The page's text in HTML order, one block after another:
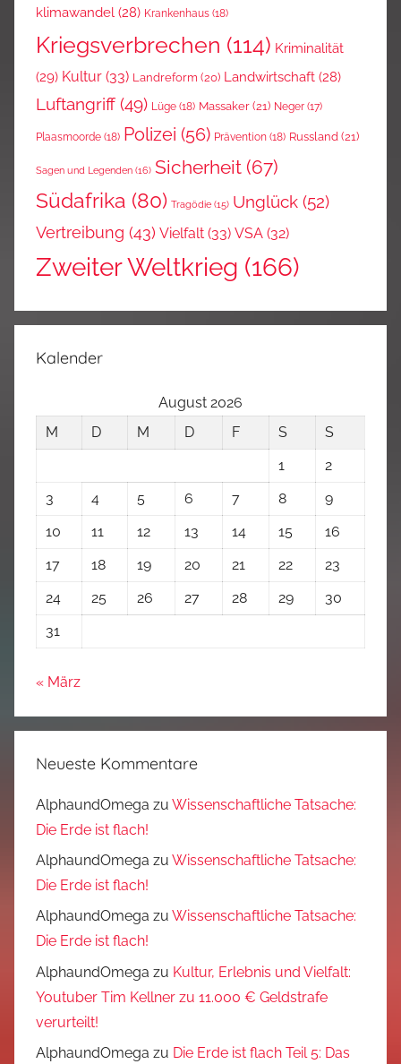
klimawandel (28) Krankenhaus (18)
Kriegsverbrechen (114) Kriminalität
(29) Kultur (33) Landreform (20) Landwirtschaft (28)
Luftangriff (49) Lüge (18) Massaker (21) Neger (17)
Plaasmoorde (18) Polizei (56) Prävention (18) Russland (21)
Sagen und Legenden (16) Sicherheit (67)
Südafrika (80) Tragödie (15) Unglück (52)
Vertreibung (43) Vielfalt (33) VSA (32)
Zweiter Weltkrieg (166)
Kalender
August 2026
M
D M D F S
S
1
2
3
4 5 6 7 8
9
10
11 12 13 14 15
16
17
18 19 20 21 22
23
24
25 26 27 28 29
30
31
« März
Neueste Kommentare
AlphaundOmega zu Wissenschaftliche Tatsache:
Die Erde ist flach!
AlphaundOmega zu Wissenschaftliche Tatsache:
Die Erde ist flach!
AlphaundOmega zu Wissenschaftliche Tatsache:
Die Erde ist flach!
AlphaundOmega zu Kultur, Erlebnis und Vielfalt:
Youtuber Tim Kellner zu 11.000 € Geldstrafe
verurteilt!
AlphaundOmega zu Die Erde ist flach Teil 5: Das